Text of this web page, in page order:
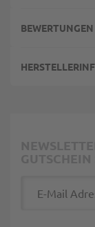
BEWERTUNGEN